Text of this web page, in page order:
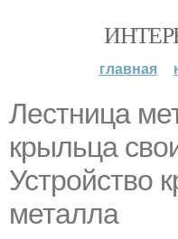
главная
Лестница
крыльца
Устройство
металла